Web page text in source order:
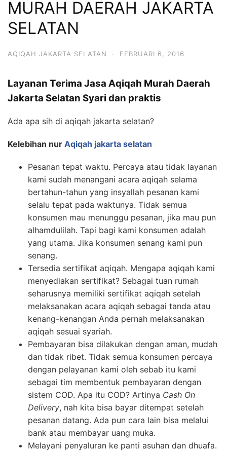
6713
MURAH DAERAH JAKARTA
SELATAN
AQIQAH JAKARTA SELATAN · FEBRUARI 6, 2016
Layanan Terima Jasa Aqiqah Murah Daerah
Jakarta Selatan Syari dan praktis
Ada apa sih di aqiqah jakarta selatan?
Kelebihan nur Aqiqah jakarta selatan
Pesanan tepat waktu. Percaya atau tidak layanan
kami sudah menangani acara aqiqah selama
bertahun-tahun yang insyallah pesanan kami
selalu tepat pada waktunya. Tidak semua
konsumen mau menunggu pesanan, jika mau pun
alhamdulilah. Tapi bagi kami konsumen adalah
yang utama. Jika konsumen senang kami pun
senang.
Tersedia sertifikat aqiqah. Mengapa aqiqah kami
menyediakan sertifikat? Sebagai tuan rumah
seharusnya memiliki sertifikat aqiqah setelah
melaksanakan acara aqiqah sebagai tanda atau
kenang-kenangan Anda pernah melaksanakan
aqiqah sesuai syariah.
Pembayaran bisa dilakukan dengan aman, mudah
dan tidak ribet. Tidak semua konsumen percaya
dengan pelayanan kami oleh sebab itu kami
sebagai tim membentuk pembayaran dengan
sistem COD. Apa itu COD? Artinya Cash On
Delivery, nah kita bisa bayar ditempat setelah
pesanan datang. Ada pun cara lain bisa melalui
bank atau membayar uang muka.
Melayani penyaluran ke panti asuhan dan dhuafa.